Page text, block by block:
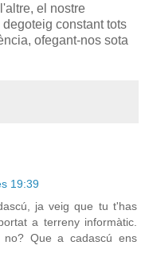
el nostre
constant tots
ofegant-nos sota
19:39
ja veig que tu t'has
a terreny informàtic.
Que a cadascú ens